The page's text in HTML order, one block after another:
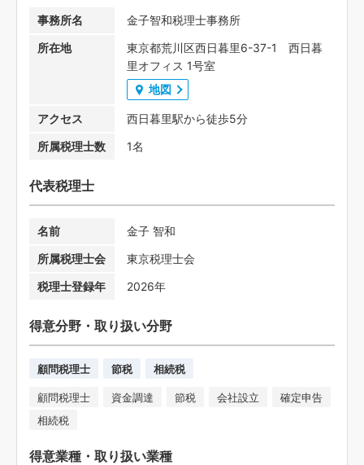
事務所名
金子智和税理士事務所
所在地
東京都荒川区西日暮里6-37-1 西日暮
里オフィス 1号室
地図
アクセス
西日暮里駅から徒歩5分
所属税理士数
1名
代表税理士
名前
金子 智和
所属税理士会
東京税理士会
税理士登録年
2026年
得意分野・取り扱い分野
顧問税理士 節税 相続税
顧問税理士 資金調達 節税 会社設立
確定申告
相続税
得意業種・取り扱い業種